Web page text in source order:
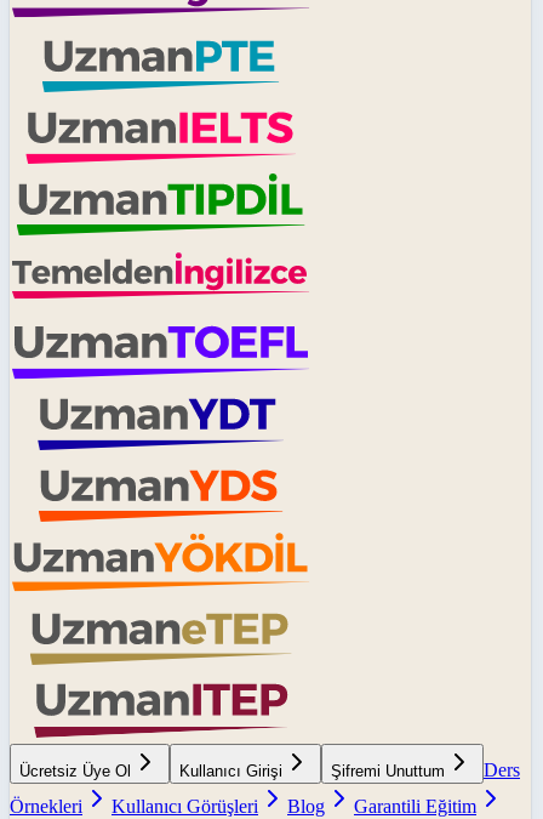
Ücretsiz Üye Ol Kullanıcı Girişi Şifremi Unuttum
Ders
Örnekleri
Kullanıcı Görüşleri Blog
Garantili Eğitim